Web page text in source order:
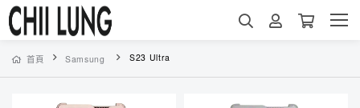
首頁 Samsung S23 Ultra